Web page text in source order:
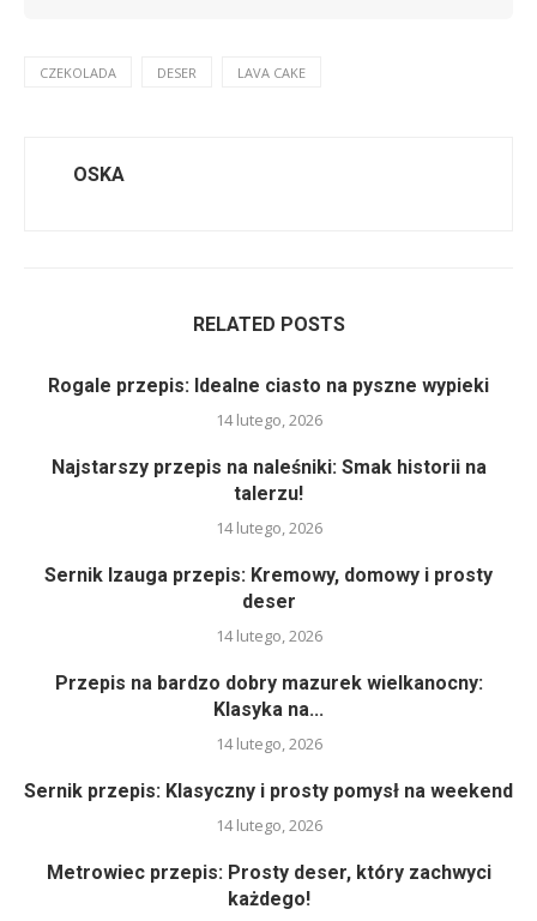
CZEKOLADA DESER LAVA CAKE
OSKA
RELATED POSTS
Rogale przepis: Idealne ciasto na pyszne wypieki
14 lutego, 2026
Najstarszy przepis na naleśniki: Smak historii na
talerzu!
14 lutego, 2026
Sernik Izauga przepis: Kremowy, domowy i prosty
deser
14 lutego, 2026
Przepis na bardzo dobry mazurek wielkanocny:
Klasyka na...
14 lutego, 2026
Sernik przepis: Klasyczny i prosty pomysł na weekend
14 lutego, 2026
Metrowiec przepis: Prosty deser, który zachwyci
każdego!